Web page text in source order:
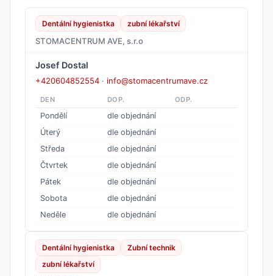
Dentální hygienistka zubní lékařství
STOMACENTRUM AVE, s.r.o
Josef Dostal
+420604852554 · info@stomacentrumave.cz
DEN DOP. ODP.
Pondělí
dle objednání
Úterý
dle objednání
Středa
dle objednání
Čtvrtek
dle objednání
Pátek
dle objednání
Sobota
dle objednání
Neděle
dle objednání
Dentální hygienistka
Zubní technik
zubní lékařství